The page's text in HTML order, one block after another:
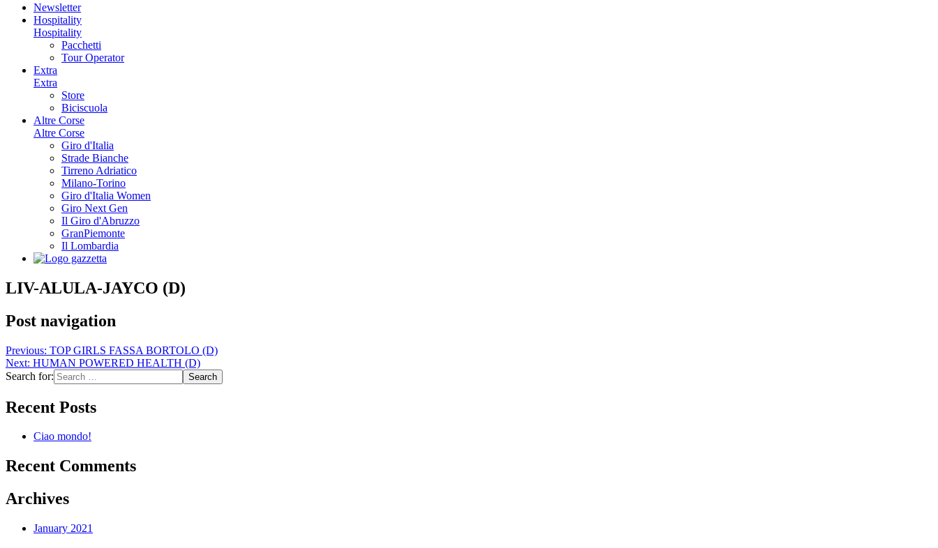
Newsletter
Hospitality
Hospitality
Pacchetti
Tour Operator
Extra
Extra
Store
Biciscuola
Altre Corse
Altre Corse
Giro d'Italia
Strade Bianche
Tirreno Adriatico
Milano-Torino
Giro d'Italia Women
Giro Next Gen
Il Giro d'Abruzzo
GranPiemonte
Il Lombardia
LIV-ALULA-JAYCO (D)
Post navigation
Previous: TOP GIRLS FASSA BORTOLO (D)
Next: HUMAN POWERED HEALTH (D)
Search for:
Recent Posts
Ciao mondo!
Recent Comments
Archives
January 2021